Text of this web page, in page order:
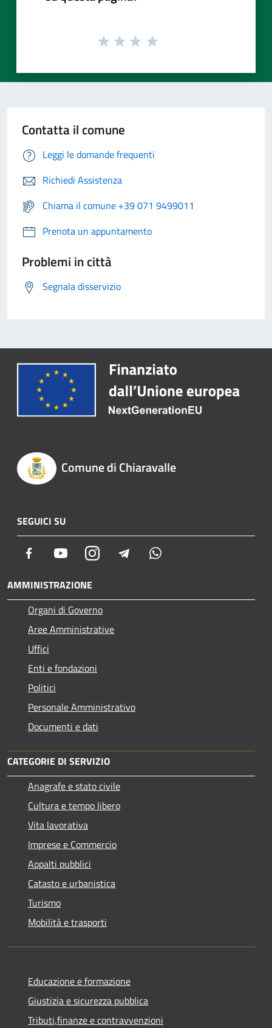
Contatta il comune
Leggi le domande frequenti
Richiedi Assistenza
Chiama il comune +39 071 9499011
Prenota un appuntamento
Problemi in città
Segnala disservizio
Comune di Chiaravalle
SEGUICI SU
Facebook YoutubeInstagram Telegram
AMMINISTRAZIONE
Organi di Governo
Aree Amministrative
Uffici
Enti e fondazioni
Politici
Personale Amministrativo
Documenti e dati
CATEGORIE DI SERVIZIO
Anagrafe e stato civile
Cultura e tempo libero
Vita lavorativa
Imprese e Commercio
Appalti pubblici
Catasto e urbanistica
Turismo
Mobilità e trasporti
Educazione e formazione
Giustizia e sicurezza pubblica
Tributi,finanze e contravvenzioni